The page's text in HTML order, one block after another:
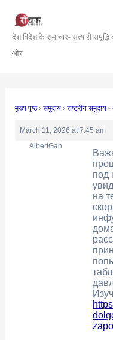
content
देश विदेश के समाचार- सत्य से समृद्धि
ओर
मुख्य पृष्ठ › समुदाय › राष्ट्रीय समुदाय ›
March 11, 2026 at 7:45 am
AlbertGah
под
на
navigation